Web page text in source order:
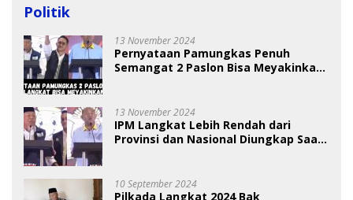
Politik
13 November 2024
Pernyataan Pamungkas Penuh
Semangat 2 Paslon Bisa Meyakinkan
13 November 2024
IPM Langkat Lebih Rendah dari
Provinsi dan Nasional Diungkap Saat
10 September 2024
Pilkada Langkat 2024 Bak